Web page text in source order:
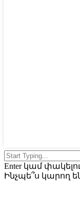
Enter կամ
Ինչպե՞ս կարող